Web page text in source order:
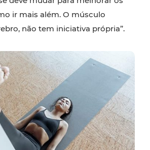
ir mais além. O músculo
não tem iniciativa própria”.